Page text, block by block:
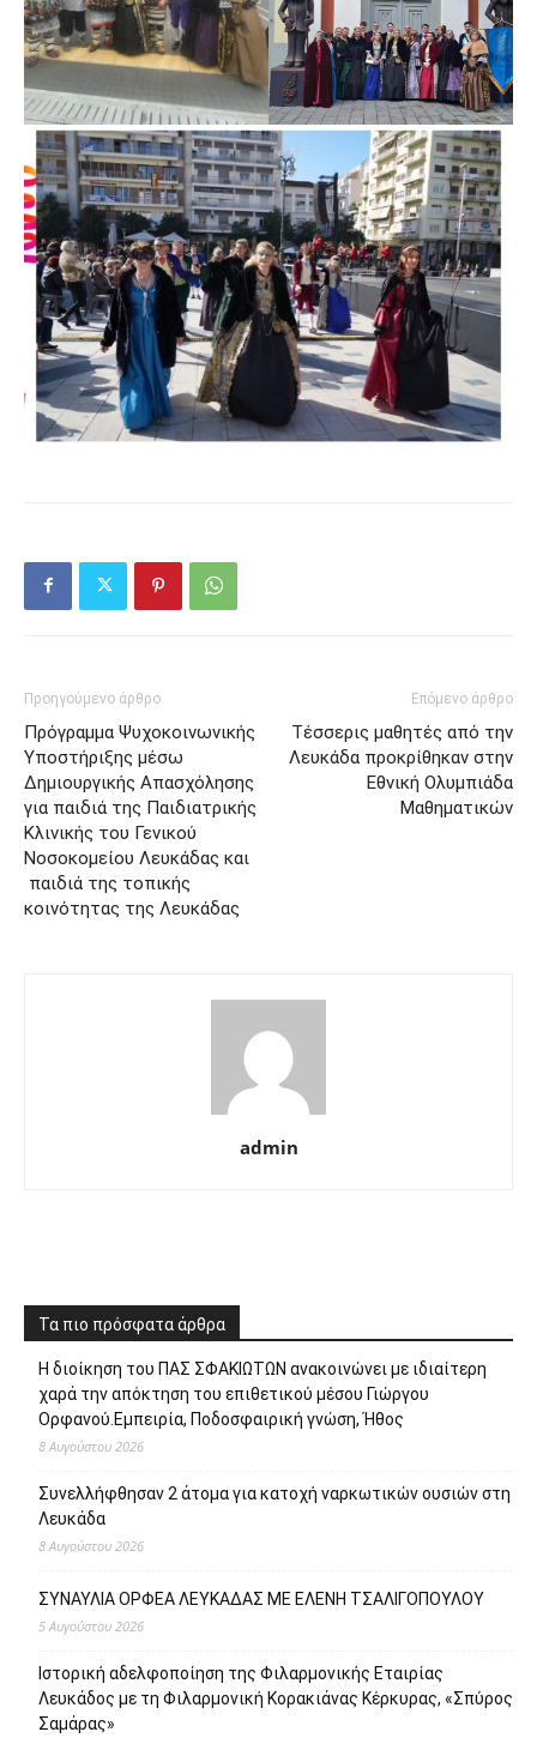
Προηγούμενο άρθρο
Πρόγραμμα Ψυχοκοινωνικής
Υποστήριξης μέσω
Δημιουργικής Απασχόλησης
για παιδιά της Παιδιατρικής
Κλινικής του Γενικού
Νοσοκομείου Λευκάδας και
παιδιά της τοπικής
κοινότητας της Λευκάδας
Επόμενο άρθρο
Τέσσερις μαθητές από την
Λευκάδα προκρίθηκαν στην
Εθνική Ολυμπιάδα
Μαθηματικών
admin
Τα πιο πρόσφατα άρθρα
Η διοίκηση του ΠΑΣ ΣΦΑΚΙΩΤΩΝ ανακοινώνει με ιδιαίτερη
χαρά την απόκτηση του επιθετικού μέσου Γιώργου
Ορφανού.Εμπειρία, Ποδοσφαιρική γνώση, Ήθος
8 Αυγούστου 2026
Συνελλήφθησαν 2 άτομα για κατοχή ναρκωτικών ουσιών στη
Λευκάδα
8 Αυγούστου 2026
ΣΥΝΑΥΛΙΑ ΟΡΦΕΑ ΛΕΥΚΑΔΑΣ ΜΕ ΕΛΕΝΗ ΤΣΑΛΙΓΟΠΟΥΛΟΥ
5 Αυγούστου 2026
Ιστορική αδελφοποίηση της Φιλαρμονικής Εταιρίας
Λευκάδος με τη Φιλαρμονική Κορακιάνας Κέρκυρας, «Σπύρος
Σαμάρας»